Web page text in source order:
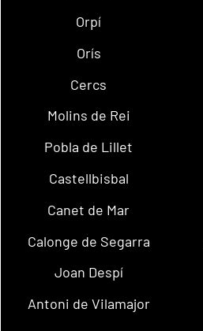
Orpí
Orís
Cercs
Molins de Rei
Pobla de Lillet
Castellbisbal
Canet de Mar
Calonge de Segarra
Joan Despí
Antoni de Vilamajor